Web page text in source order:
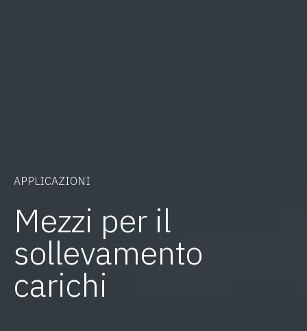
APPLICAZIONI
Mezzi per il
sollevamento
carichi